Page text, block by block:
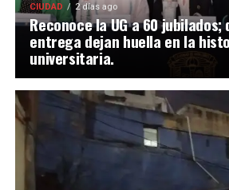
CIUDAD 2 días ago
Reconoce la UG a 60 jubilados;
entrega dejan huella en la
universitaria.